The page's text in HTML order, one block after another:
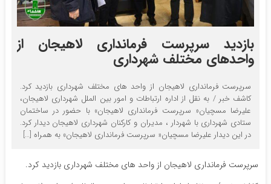
بازدید سرپرست فرمانداری لاهیجان از
واحدهای مختلف شهرداری
سرپرست فرمانداری لاهیجان از واحد های مختلف شهرداری بازدید کرد.
کاشف خبر / به نقل از اداره ارتباطات و امور بین الملل شهرداری لاهیجان،
علیرضا مسچیان« سرپرست فرمانداری لاهیجان» با حضور در ساختمان
ستادی شهرداری با شهردار ، مدیران و کارکنان شهرداری لاهیجان دیدار کرد.
در این دیدار علیرضا مسچیان« سرپرست فرمانداری لاهیجان» به همراه […]
سرپرست فرمانداری لاهیجان از واحد های مختلف شهرداری بازدید کرد.